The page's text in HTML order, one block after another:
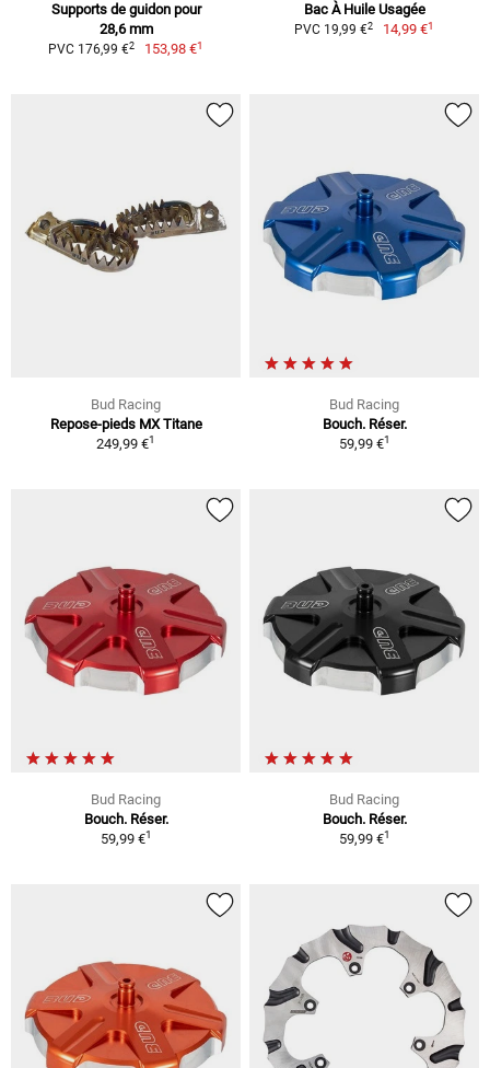
Supports de guidon pour
28,6 mm
PVC 176,99 €2 153,98 €1
Bac À Huile Usagée
PVC 19,99 €2 14,99 €1
Bud Racing
Repose-pieds MX Titane
249,99 €1
Bud Racing
Bouch. Réser.
59,99 €1
Bud Racing
Bouch. Réser.
59,99 €1
Bud Racing
Bouch. Réser.
59,99 €1